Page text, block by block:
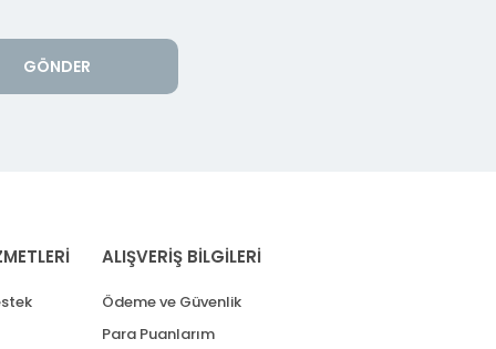
GÖNDER
ALIŞVERİŞ BİLGİLERİ
Ödeme ve Güvenlik
Para Puanlarım